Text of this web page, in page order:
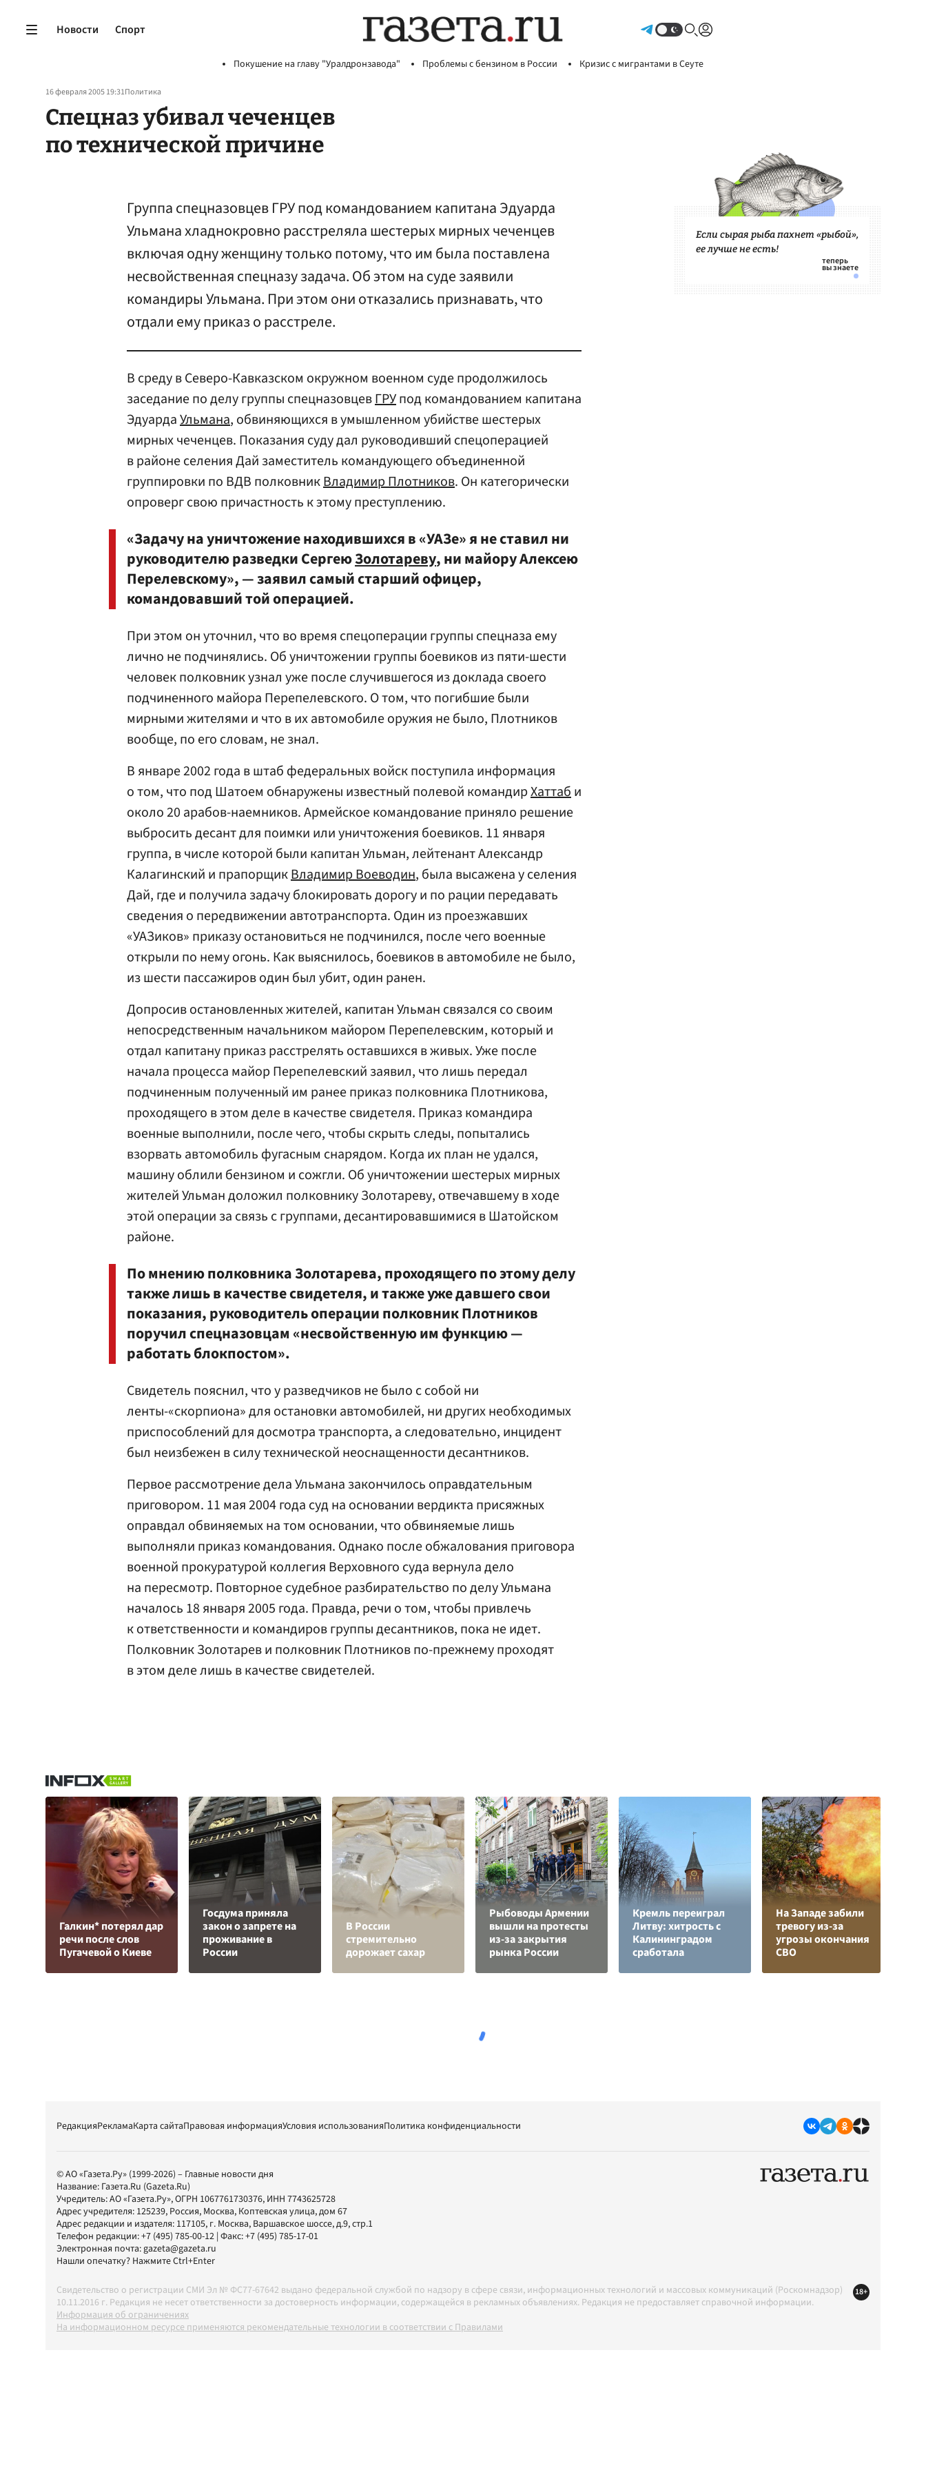
Новости Спорт
Покушение на главу "Уралдронзавода" Проблемы с бензином в России Кризис с мигрантами в Сеуте
16 февраля 2005 19:31Политика
Спецназ убивал чеченцев
по технической причине
Группа спецназовцев ГРУ под командованием капитана Эдуарда
Ульмана хладнокровно расстреляла шестерых мирных чеченцев
включая одну женщину только потому, что им была поставлена
несвойственная спецназу задача. Об этом на суде заявили
командиры Ульмана. При этом они отказались признавать, что
отдали ему приказ о расстреле.
В среду в Северо-Кавказском окружном военном суде продолжилось
заседание по делу группы спецназовцевГРУпод командованием капитана
ЭдуардаУльмана, обвиняющихся в умышленном убийстве шестерых
мирных чеченцев. Показания суду дал руководивший спецоперацией
в районе селения Дай заместитель командующего объединенной
группировки по ВДВ полковникВладимир Плотников. Он категорически
опроверг свою причастность к этому преступлению.
«Задачу на уничтожение находившихся в «УАЗе» я не ставил ни
руководителю разведки СергеюЗолотареву, ни майору Алексею
Перелевскому», — заявил самый старший офицер,
командовавший той операцией.
При этом он уточнил, что во время спецоперации группы спецназа ему
лично не подчинялись. Об уничтожении группы боевиков из пяти-шести
человек полковник узнал уже после случившегося из доклада своего
подчиненного майора Перепелевского. О том, что погибшие были
мирными жителями и что в их автомобиле оружия не было, Плотников
вообще, по его словам, не знал.
В январе 2002 года в штаб федеральных войск поступила информация
о том, что под Шатоем обнаружены известный полевой командирХаттаби
около 20 арабов-наемников. Армейское командование приняло решение
выбросить десант для поимки или уничтожения боевиков. 11 января
группа, в числе которой были капитан Ульман, лейтенант Александр
Калагинский и прапорщикВладимир Воеводин, была высажена у селения
Дай, где и получила задачу блокировать дорогу и по рации передавать
сведения о передвижении автотранспорта. Один из проезжавших
«УАЗиков» приказу остановиться не подчинился, после чего военные
открыли по нему огонь. Как выяснилось, боевиков в автомобиле не было,
из шести пассажиров один был убит, один ранен.
Допросив остановленных жителей, капитан Ульман связался со своим
непосредственным начальником майором Перепелевским, который и
отдал капитану приказ расстрелять оставшихся в живых. Уже после
начала процесса майор Перепелевский заявил, что лишь передал
подчиненным полученный им ранее приказ полковника Плотникова,
проходящего в этом деле в качестве свидетеля. Приказ командира
военные выполнили, после чего, чтобы скрыть следы, попытались
взорвать автомобиль фугасным снарядом. Когда их план не удался,
машину облили бензином и сожгли. Об уничтожении шестерых мирных
жителей Ульман доложил полковнику Золотареву, отвечавшему в ходе
этой операции за связь с группами, десантировавшимися в Шатойском
районе.
По мнению полковника Золотарева, проходящего по этому делу
также лишь в качестве свидетеля, и также уже давшего свои
показания, руководитель операции полковник Плотников
поручил спецназовцам «несвойственную им функцию —
работать блокпостом».
Свидетель пояснил, что у разведчиков не было с собой ни
ленты-«скорпиона» для остановки автомобилей, ни других необходимых
приспособлений для досмотра транспорта, а следовательно, инцидент
был неизбежен в силу технической неоснащенности десантников.
Первое рассмотрение дела Ульмана закончилось оправдательным
приговором. 11 мая 2004 года суд на основании вердикта присяжных
оправдал обвиняемых на том основании, что обвиняемые лишь
выполняли приказ командования. Однако после обжалования приговора
военной прокуратурой коллегия Верховного суда вернула дело
на пересмотр. Повторное судебное разбирательство по делу Ульмана
началось 18 января 2005 года. Правда, речи о том, чтобы привлечь
к ответственности и командиров группы десантников, пока не идет.
Полковник Золотарев и полковник Плотников по-прежнему проходят
в этом деле лишь в качестве свидетелей.
Если сырая рыба пахнет «рыбой»,
ее лучше не есть!
Галкин* потерял дар
речи после слов
Пугачевой о Киеве
Госдума приняла
закон о запрете на
проживание в
России
В России
стремительно
дорожает сахар
Рыбоводы Армении
вышли на протесты
из-за закрытия
рынка России
Кремль переиграл
Литву: хитрость с
Калининградом
сработала
На Западе забили
тревогу из-за
угрозы окончания
СВО
РедакцияРекламаКарта сайтаПравовая информацияУсловия использованияПолитика конфиденциальности
© АО «Газета.Ру» (1999-2026) – Главные новости дня
Название: Газета.Ru (Gazeta.Ru)
Учредитель:АО «Газета.Ру», ОГРН 1067761730376, ИНН 7743625728
Адрес учредителя: 125239, Россия, Москва, Коптевская улица, дом 67
Адрес редакции и издателя: 117105, г. Москва, Варшавское шоссе, д.9, стр.1
Телефон редакции:+7 (495) 785-00-12 | Факс:+7 (495) 785-17-01
Электронная почта:gazeta@gazeta.ru
Нашли опечатку? Нажмите Ctrl+Enter
Свидетельство о регистрации СМИ Эл № ФС77-67642 выдано федеральной службой по надзору в сфере связи, информационных технологий и массовых коммуникаций (Роскомнадзор)
10.11.2016 г. Редакция не несет ответственности за достоверность информации, содержащейся в рекламных объявлениях. Редакция не предоставляет справочной информации.
Информация об ограничениях
На информационном ресурсе применяются рекомендательные технологии в соответствии с Правилами
18+